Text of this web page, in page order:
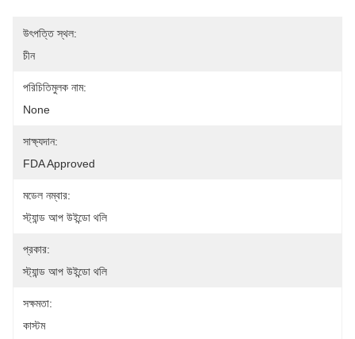
উৎপত্তি স্থল:
চীন
পরিচিতিমুলক নাম:
None
সাক্ষ্যদান:
FDA Approved
মডেল নম্বার:
স্ট্যান্ড আপ উইন্ডো থলি
প্রকার:
স্ট্যান্ড আপ উইন্ডো থলি
সক্ষমতা:
কাস্টম